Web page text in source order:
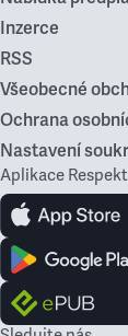
Inzerce
RSS
Všeobecné
Ochrana
Nastavení
Aplikace Respekt